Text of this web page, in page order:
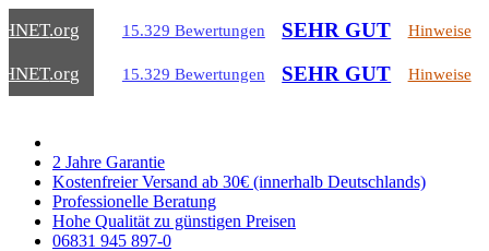
.org 15.329 Bewertungen SEHR GUT Hinweise
.org 15.329 Bewertungen SEHR GUT Hinweise
2 Jahre Garantie
Kostenfreier Versand ab 30€ (innerhalb Deutschlands)
Professionelle Beratung
Hohe Qualität zu günstigen Preisen
06831 945 897-0